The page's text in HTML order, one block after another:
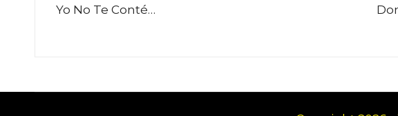
de
Yo No Te Conté…